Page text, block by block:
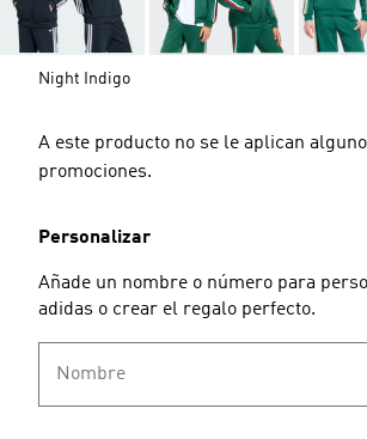
Night Indigo
A este producto no se le aplican
promociones.
Personalizar
Añade un nombre o número para
adidas o crear el regalo perfecto.
Nombre